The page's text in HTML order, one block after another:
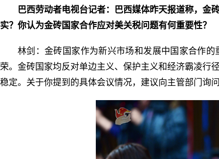
巴西劳动者电视台记者：巴西媒体昨天报道称，金
实？你认为金砖国家合作应对美关税问题有何重要性？
林剑：金砖国家作为新兴市场和发展中国家合作
荣。金砖国家均反对单边主义、保护主义和经济霸凌行
稳定。关于你提到的具体会议情况，建议向主管部门询